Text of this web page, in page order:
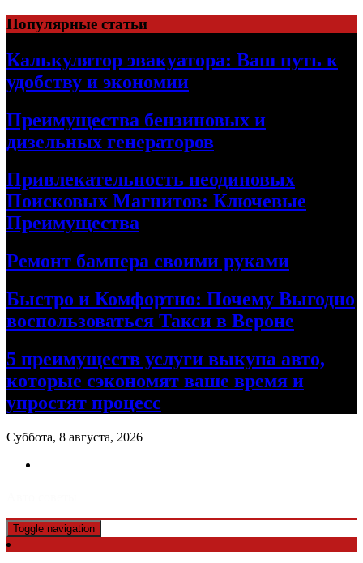
Skip
to
content
Популярные статьи
Калькулятор эвакуатора: Ваш путь к
удобству и экономии
Преимущества бензиновых и
дизельных генераторов
Привлекательность неодиновых
Поисковых Магнитов: Ключевые
Преимущества
Ремонт бампера своими руками
Быстро и Комфортно: Почему Выгодно
воспользоваться Такси в Вероне
5 преимуществ услуги выкупа авто,
которые сэкономят ваше время и
упростят процесс
Суббота, 8 августа, 2026
Toggle navigation